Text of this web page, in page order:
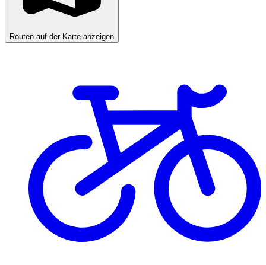
Routen auf der Karte anzeigen